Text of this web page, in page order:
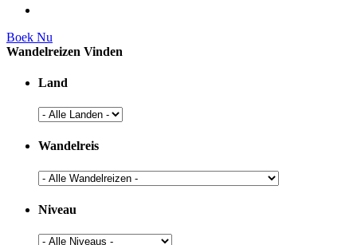
Boek Nu
Wandelreizen Vinden
Land
Wandelreis
Niveau